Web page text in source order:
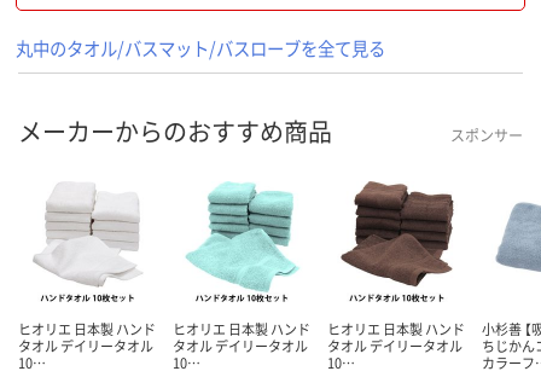
丸中のタオル/バスマット/バスローブを全て見る
メーカーからのおすすめ商品 スポンサー
ヒオリエ 日本製 ハンド
タオル デイリータオル
10…
ヒオリエ 日本製 ハンド
タオル デイリータオル
10…
ヒオリエ 日本製 ハンド
タオル デイリータオル
10…
小杉善 【
ちじかん
カラー